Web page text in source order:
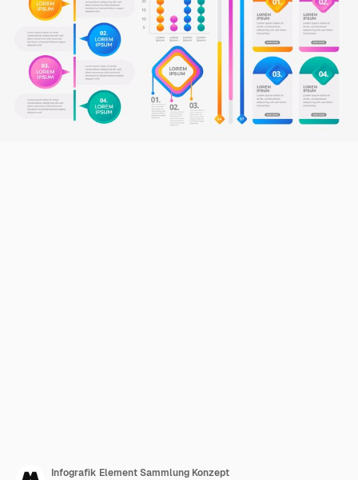
Infografik Element Sammlung Konzept